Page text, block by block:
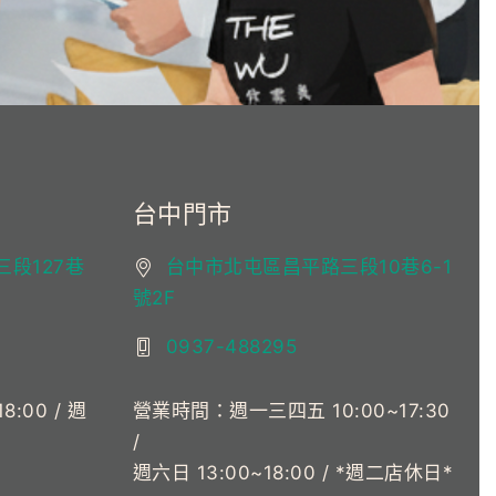
段127巷
/ 週
台中門市
台中市北屯區昌平路三段10巷6-1
號2F
0937-488295
營業時間：週一三四五 10:00~17:30
/
週六日 13:00~18:00 / *週二店休日*